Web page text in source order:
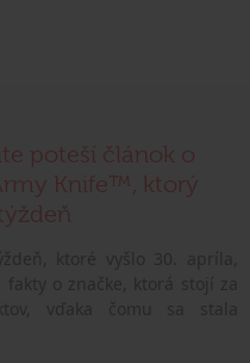
poteší článok o
Knife™, ktorý